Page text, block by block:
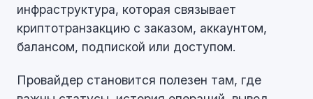
инфраструктура, которая связывает
криптотранзакцию с заказом, аккаунтом,
балансом, подпиской или доступом.
Провайдер становится полезен там, где